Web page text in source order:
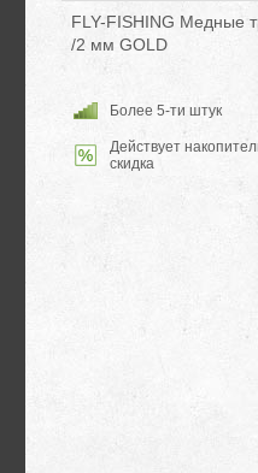
FLY-FISHING Медные
/2 мм GOLD
Более 5-ти штук
Действует
скидка